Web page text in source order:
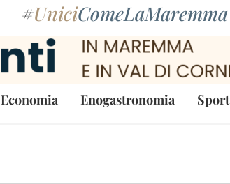
#UniciComeLaMaremma
Economia Enogastronomia Sport